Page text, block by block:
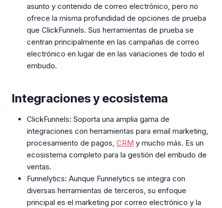
asunto y contenido de correo electrónico, pero no
ofrece la misma profundidad de opciones de prueba
que ClickFunnels. Sus herramientas de prueba se
centran principalmente en las campañas de correo
electrónico en lugar de en las variaciones de todo el
embudo.
Integraciones y ecosistema
ClickFunnels: Soporta una amplia gama de
integraciones con herramientas para email marketing,
procesamiento de pagos, CRM y mucho más. Es un
ecosistema completo para la gestión del embudo de
ventas.
Funnelytics: Aunque Funnelytics se integra con
diversas herramientas de terceros, su enfoque
principal es el marketing por correo electrónico y la